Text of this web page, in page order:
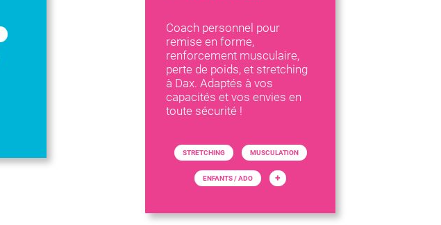
Coach personnel pour
remise en forme,
renforcement musculaire,
perte de poids, et stretching
à Dax. Adaptés à vos
capacités et vos envies en
toute sécurité !
STRETCHING MUSCULATION
ENFANTS / ADO +